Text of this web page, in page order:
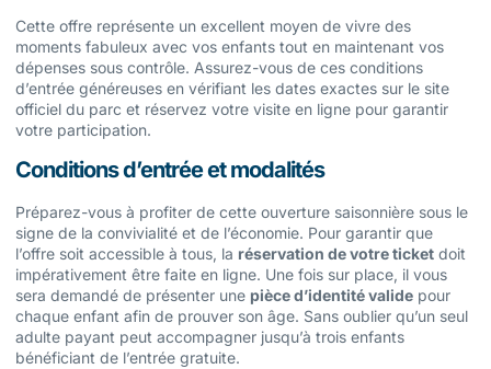
Cette offre représente un excellent moyen de vivre des
moments fabuleux avec vos enfants tout en maintenant vos
dépenses sous contrôle. Assurez-vous de ces conditions
d’entrée généreuses en vérifiant les dates exactes sur le site
officiel du parc et réservez votre visite en ligne pour garantir
votre participation.
Conditions d’entrée et modalités
Préparez-vous à profiter de cette ouverture saisonnière sous le
signe de la convivialité et de l’économie. Pour garantir que
l’offre soit accessible à tous, la réservation de votre ticket doit
impérativement être faite en ligne. Une fois sur place, il vous
sera demandé de présenter une pièce d’identité valide pour
chaque enfant afin de prouver son âge. Sans oublier qu’un seul
adulte payant peut accompagner jusqu’à trois enfants
bénéficiant de l’entrée gratuite.